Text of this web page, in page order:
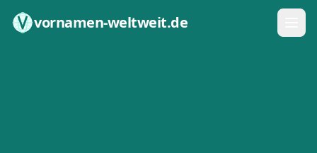
vornamen-weltweit.de